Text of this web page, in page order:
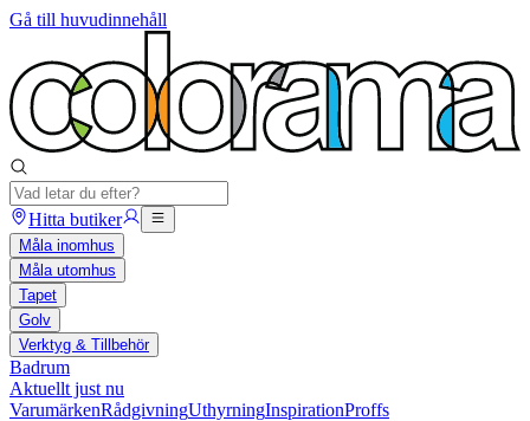
Gå till huvudinnehåll
Hitta butiker
Måla inomhus
Måla utomhus
Tapet
Golv
Verktyg & Tillbehör
Badrum
Aktuellt just nu
VarumärkenRådgivningUthyrningInspirationProffs